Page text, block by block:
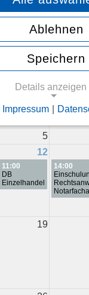
August 2026
Mi. Do.
5
12
11:00
DB
Einzelhandel
14:00
19
Ablehnen
Speichern
Details anzeigen
Impressum